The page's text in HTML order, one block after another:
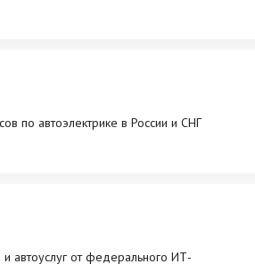
по автоэлектрике в России и СНГ
автоуслуг от федерального ИТ-